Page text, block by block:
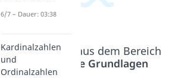
Beliebte Inhalte aus dem Bereich
Mathematische Grundlagen
6/7 – Dauer: 03:38
Kardinalzahlen
und
Ordinalzahlen